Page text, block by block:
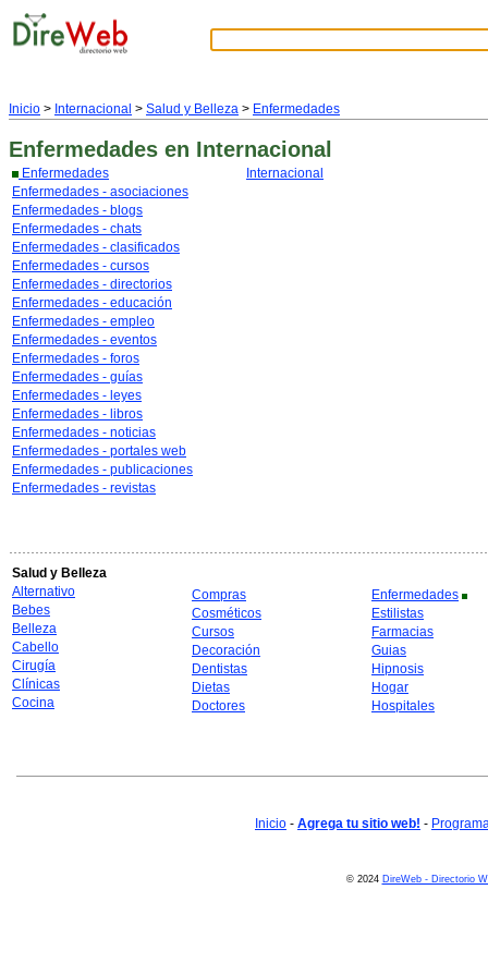
Inicio > Internacional > Salud y Belleza > Enfermedades
Enfermedades en Internacional
Enfermedades
Enfermedades - asociaciones
Enfermedades - blogs
Enfermedades - chats
Enfermedades - clasificados
Enfermedades - cursos
Enfermedades - directorios
Enfermedades - educación
Enfermedades - empleo
Enfermedades - eventos
Enfermedades - foros
Enfermedades - guías
Enfermedades - leyes
Enfermedades - libros
Enfermedades - noticias
Enfermedades - portales web
Enfermedades - publicaciones
Enfermedades - revistas
Internacional
Salud y Belleza
Alternativo
Bebes
Belleza
Cabello
Cirugía
Clínicas
Cocina
Compras
Cosméticos
Cursos
Decoración
Dentistas
Dietas
Doctores
Enfermedades
Estilistas
Farmacias
Guias
Hipnosis
Hogar
Hospitales
Inicio - Agrega tu sitio web! -
© 2024 DireWeb - Directorio